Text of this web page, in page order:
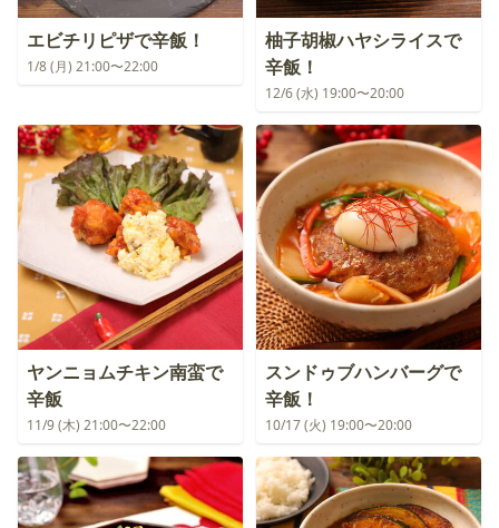
エビチリピザで辛飯！
1/8 (月) 21:00〜22:00
柚子胡椒ハヤシライスで
辛飯！
12/6 (水) 19:00〜20:00
ヤンニョムチキン南蛮で
辛飯
11/9 (木) 21:00〜22:00
スンドゥブハンバーグで
辛飯！
10/17 (火) 19:00〜20:00